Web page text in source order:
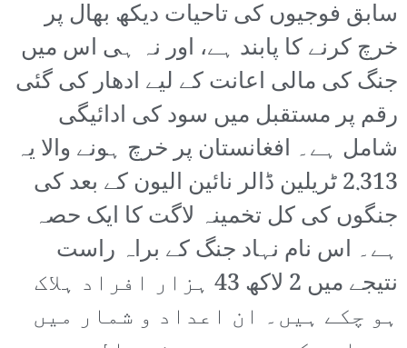
سابق فوجیوں کی تاحیات دیکھ بھال پر
خرچ کرنے کا پابند ہے، اور نہ ہی اس میں
جنگ کی مالی اعانت کے لیے ادھار کی گئی
رقم پر مستقبل میں سود کی ادائیگی
شامل ہے۔ افغانستان پر خرچ ہونے والا یہ
2.313 ٹریلین ڈالر نائین الیون کے بعد کی
جنگوں کی کل تخمینہ لاگت کا ایک حصہ
ہے۔ اس نام نہاد جنگ کے براہ راست
نتیجے میں 2 لاکھ 43 ہزار افراد ہلاک
ہو چکے ہیں۔ ان اعداد و شمار میں